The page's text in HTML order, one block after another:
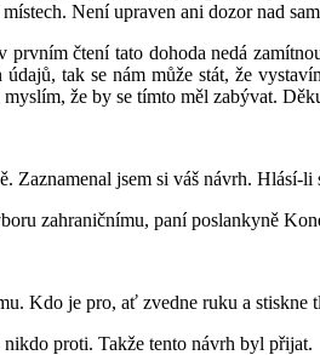
Není upraven ani dozor nad
čtení tato dohoda nedá
tak se nám může stát, že
že by se tímto měl zabývat.
Zaznamenal jsem si váš návrh. Hlásí-
zahraničnímu, paní poslankyně
Kdo je pro, ať zvedne ruku a
proti. Takže tento návrh byl přijat.